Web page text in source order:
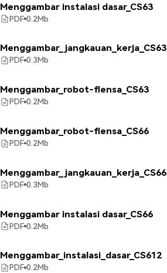
Menggambar instalasi dasar_CS63
PDF 0.2Mb
Menggambar_jangkauan_kerja_CS63
PDF 0.3Mb
Menggambar_robot-flensa_CS63
PDF 0.2Mb
Menggambar_robot-flensa_CS66
PDF 0.2Mb
Menggambar_jangkauan_kerja_CS66
PDF 0.3Mb
Menggambar instalasi dasar_CS66
PDF 0.2Mb
Menggambar_instalasi_dasar_CS612
PDF 0.2Mb